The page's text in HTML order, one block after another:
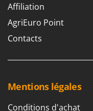
Affiliation
AgriEuro Point
Contacts
Mentions légales
Conditions d'achat